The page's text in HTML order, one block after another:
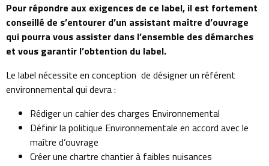
Pour répondre aux exigences de ce label, il est fortement
conseillé de s’entourer d’un assistant maître d’ouvrage
qui pourra vous assister dans l’ensemble des démarches
et vous garantir l’obtention du label.
Le label nécessite en conception de désigner un référent
environnemental qui devra :
Rédiger un cahier des charges Environnemental
Définir la politique Environnementale en accord avec le
maître d’ouvrage
Créer une chartre chantier à faibles nuisances